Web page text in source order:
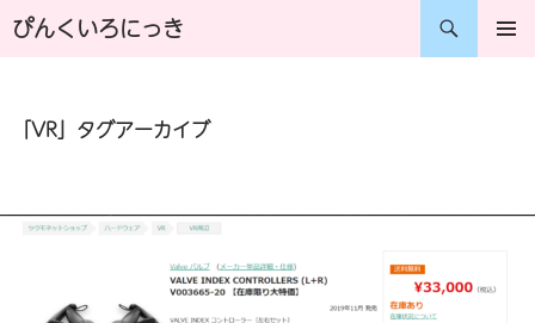
コ
へ
ぴんくいろにっき
検
「VR」タグアーカイブ